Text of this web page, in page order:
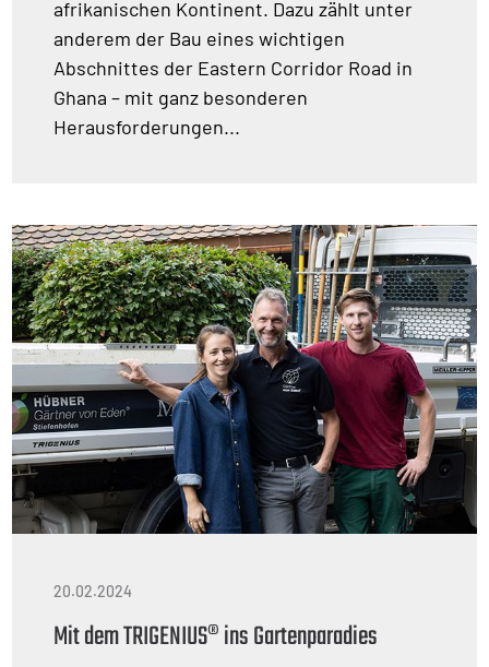
afrikanischen Kontinent. Dazu zählt unter
anderem der Bau eines wichtigen
Abschnittes der Eastern Corridor Road in
Ghana – mit ganz besonderen
Herausforderungen...
20.02.2024
Mit dem TRIGENIUS® ins Gartenparadies